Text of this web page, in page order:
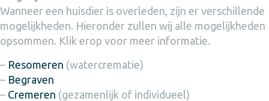
Wanneer een huisdier is overleden, zijn er verschillende
mogelijkheden. Hieronder zullen wij alle mogelijkheden
opsommen. Klik erop voor meer informatie.
– Resomeren (watercrematie)
– Begraven
– Cremeren (gezamenlijk of individueel)